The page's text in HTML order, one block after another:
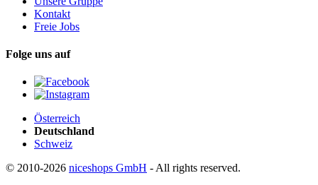
Kontakt
Freie Jobs
Folge uns auf
Österreich
Deutschland
Schweiz
© 2010-2026 niceshops GmbH - All rights reserved.